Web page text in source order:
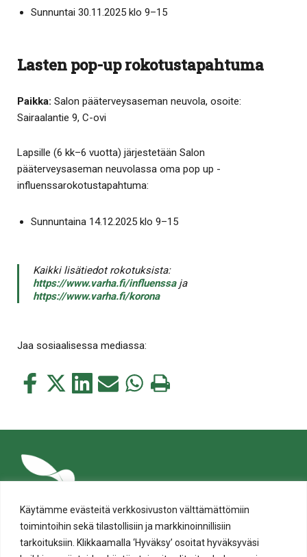
Käytämme evästeitä verkkosivuston välttämättömiin
toimintoihin sekä tilastollisiin ja markkinoinnillisiin
tarkoituksiin. Klikkaamalla ‘Hyväksy’ osoitat hyväksyväsi
Sunnuntai 30.11.2025 klo 9–15
Lasten pop-up rokotustapahtuma
Paikka: Salon pääterveysaseman neuvola, osoite:
Sairaalantie 9, C-ovi
Lapsille (6 kk–6 vuotta) järjestetään Salon
pääterveysaseman neuvolassa oma pop up -
influenssarokotustapahtuma:
Sunnuntaina 14.12.2025 klo 9–15
Kaikki lisätiedot rokotuksista:
https://www.varha.fi/influenssaja
https://www.varha.fi/korona
Jaa sosiaalisessa mediassa:
Jaa
Jaa
Jaa Jaa Jaa Tulosta